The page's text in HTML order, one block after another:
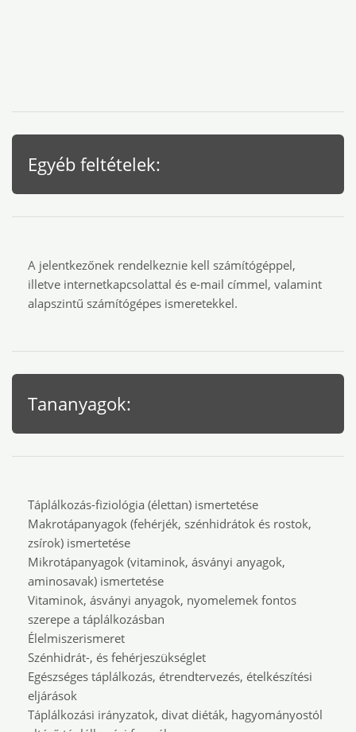
Egyéb feltételek:
A jelentkezőnek rendelkeznie kell számítógéppel,
illetve internetkapcsolattal és e-mail címmel, valamint
alapszintű számítógépes ismeretekkel.
Tananyagok:
Táplálkozás-fiziológia (élettan) ismertetése
Makrotápanyagok (fehérjék, szénhidrátok és rostok,
zsírok) ismertetése
Mikrotápanyagok (vitaminok, ásványi anyagok,
aminosavak) ismertetése
Vitaminok, ásványi anyagok, nyomelemek fontos
szerepe a táplálkozásban
Élelmiszerismeret
Szénhidrát-, és fehérjeszükséglet
Egészséges táplálkozás, étrendtervezés, ételkészítési
eljárások
Táplálkozási irányzatok, divat diéták, hagyományostól